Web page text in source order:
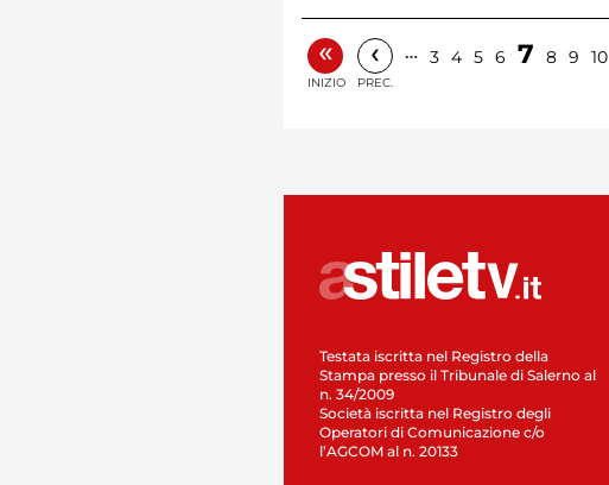
«
INIZIO
‹
PREC.
… 3 4 5 6 7 8 9 10
Testata iscritta nel Registro della
Stampa presso il Tribunale di Salerno al
n. 34/2009
Società iscritta nel Registro degli
Operatori di Comunicazione c/o
l’AGCOM al n. 20133